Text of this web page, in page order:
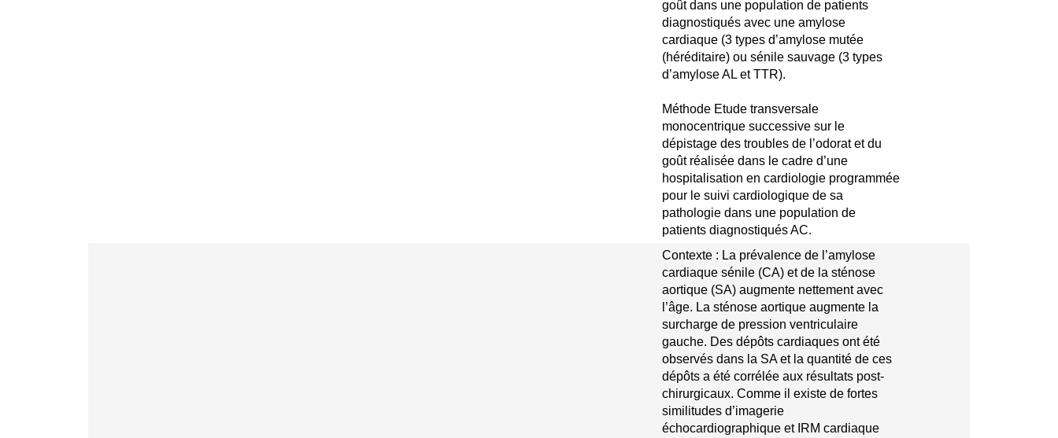
goût dans une population de patients
diagnostiqués avec une amylose
cardiaque (3 types d’amylose mutée
(héréditaire) ou sénile sauvage (3 types
d’amylose AL et TTR).
Méthode Etude transversale
monocentrique successive sur le
dépistage des troubles de l’odorat et du
goût réalisée dans le cadre d’une
hospitalisation en cardiologie programmée
pour le suivi cardiologique de sa
pathologie dans une population de
patients diagnostiqués AC.
Contexte : La prévalence de l’amylose
cardiaque sénile (CA) et de la sténose
aortique (SA) augmente nettement avec
l’âge. La sténose aortique augmente la
surcharge de pression ventriculaire
gauche. Des dépôts cardiaques ont été
observés dans la SA et la quantité de ces
dépôts a été corrélée aux résultats post-
chirurgicaux. Comme il existe de fortes
similitudes d’imagerie
échocardiographique et IRM cardiaque